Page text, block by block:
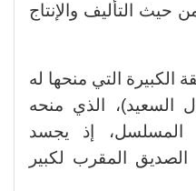
حيث التأليف والإنتاج
الكبيرة التي منحها له
السعيد)، الذي منحه
المسلسل، إذ يجسد
المقرب لكبير